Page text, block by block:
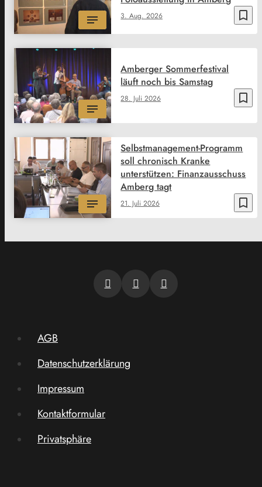
bookmark_border
3. Aug. 2026
bookmark_border
28. Juli 2026
Amberger Sommerfestival
läuft noch bis Samstag
bookmark_border
21. Juli 2026
Selbstmanagement-Programm
soll chronisch Kranke
unterstützen: Finanzausschuss
Amberg tagt
AGB
Datenschutzerklärung
Impressum
Kontaktformular
Privatsphäre